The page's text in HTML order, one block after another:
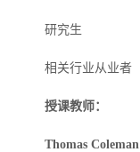
研究生
相关行业从业者
授课教师：
Thomas Coleman